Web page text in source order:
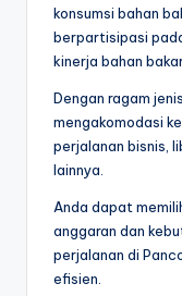
konsumsi bahan
berpartisipasi
kinerja bahan
Dengan ragam
mengakomodasi
perjalanan bisnis,
lainnya.
Anda dapat
anggaran dan
perjalanan di
efisien.